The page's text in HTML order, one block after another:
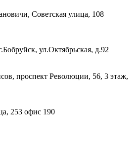
Советская улица, 108
ул.Октябрьская, д.92
проспект Революции, 56, 3 этаж,
253 офис 190